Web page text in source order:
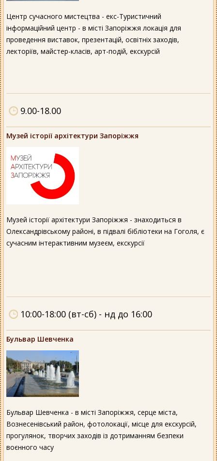
Центр сучасного мистецтва - екс-Туристичний
інформаційний центр - в місті Запоріжжя локація для
проведення виставок, презентацій, освітніх заходів,
лекторіїв, майстер-класів, арт-подій, екскурсій
9.00-18.00
Музей історії архітектури Запоріжжя
Музей історії архітектури Запоріжжя - знаходиться в
Олександрівському районі, в підвалі бібліотеки на Гоголя, є
сучасним інтерактивним музеєм, екскурсії
10:00-18:00 (вт-сб) - нд до 16:00
Бульвар Шевченка
Бульвар Шевченка - в місті Запоріжжя, серце міста,
Вознесенівський район, фотолокації, місце для екскурсій,
прогулянок, творчих заходів із дотриманням безпеки
воєнного часу